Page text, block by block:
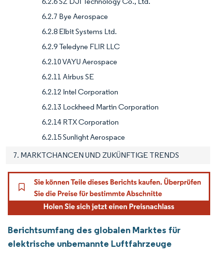
6.2.7 Bye Aerospace
6.2.8 Elbit Systems Ltd.
6.2.9 Teledyne FLIR LLC
6.2.10 VAYU Aerospace
6.2.11 Airbus SE
6.2.12 Intel Corporation
6.2.13 Lockheed Martin Corporation
6.2.14 RTX Corporation
6.2.15 Sunlight Aerospace
7. MARKTCHANCEN UND ZUKÜNFTIGE TRENDS
Berichtsumfang des globalen Marktes für
elektrische unbemannte Luftfahrzeuge